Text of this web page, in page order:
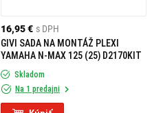
16,95 € s DPH
GIVI SADA NA MONTÁŽ PLEXI
YAMAHA N-MAX 125 (25) D2170KIT
Skladom
Na 1 predajni